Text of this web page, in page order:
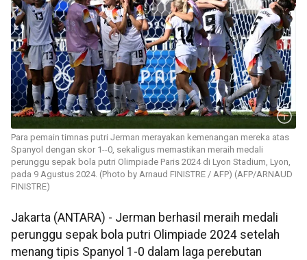
Para pemain timnas putri Jerman merayakan kemenangan mereka atas
Spanyol dengan skor 1--0, sekaligus memastikan meraih medali
perunggu sepak bola putri Olimpiade Paris 2024 di Lyon Stadium, Lyon,
pada 9 Agustus 2024. (Photo by Arnaud FINISTRE / AFP) (AFP/ARNAUD
FINISTRE)
Jakarta (ANTARA) - Jerman berhasil meraih medali
perunggu sepak bola putri Olimpiade 2024 setelah
menang tipis Spanyol 1-0 dalam laga perebutan